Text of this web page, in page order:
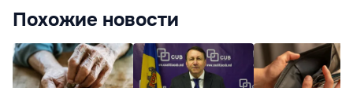
Похожие новости